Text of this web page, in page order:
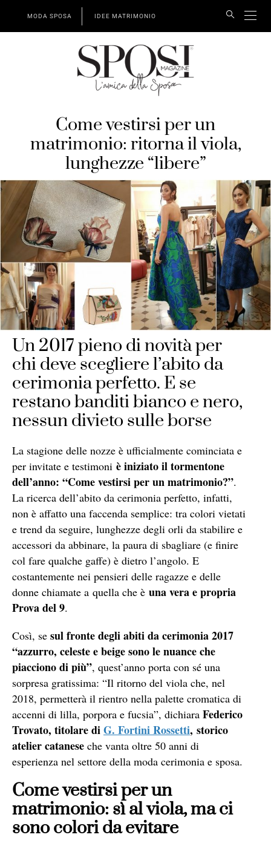
MODA SPOSA IDEE MATRIMONIO
Come vestirsi per un
matrimonio: ritorna il viola,
lunghezze “libere”
Un 2017 pieno di novità per
chi deve scegliere l’abito da
cerimonia perfetto. E se
restano banditi bianco e nero,
nessun divieto sulle borse
La stagione delle nozze è ufficialmente cominciata e
per invitate e testimoni è iniziato il tormentone
dell’anno: “Come vestirsi per un matrimonio?”.
La ricerca dell’abito da cerimonia perfetto, infatti,
non è affatto una faccenda semplice: tra colori vietati
e trend da seguire, lunghezze degli orli da stabilire e
accessori da abbinare, la paura di sbagliare (e finire
col fare qualche gaffe) è dietro l’angolo. E
costantemente nei pensieri delle ragazze e delle
donne chiamate a quella che è una vera e propria
Prova del 9.
Così, se sul fronte degli abiti da cerimonia 2017
“azzurro, celeste e beige sono le nuance che
piacciono di più”, quest’anno porta con sé una
sorpresa gratissima: “Il ritorno del viola che, nel
2018, permetterà il rientro nella palette cromatica di
accenni di lilla, porpora e fucsia”, dichiara Federico
Trovato, titolare diG. Fortini Rossetti, storico
atelier catanese che vanta oltre 50 anni di
esperienza nel settore della moda cerimonia e sposa.
Come vestirsi per un
matrimonio: sì al viola, ma ci
sono colori da evitare